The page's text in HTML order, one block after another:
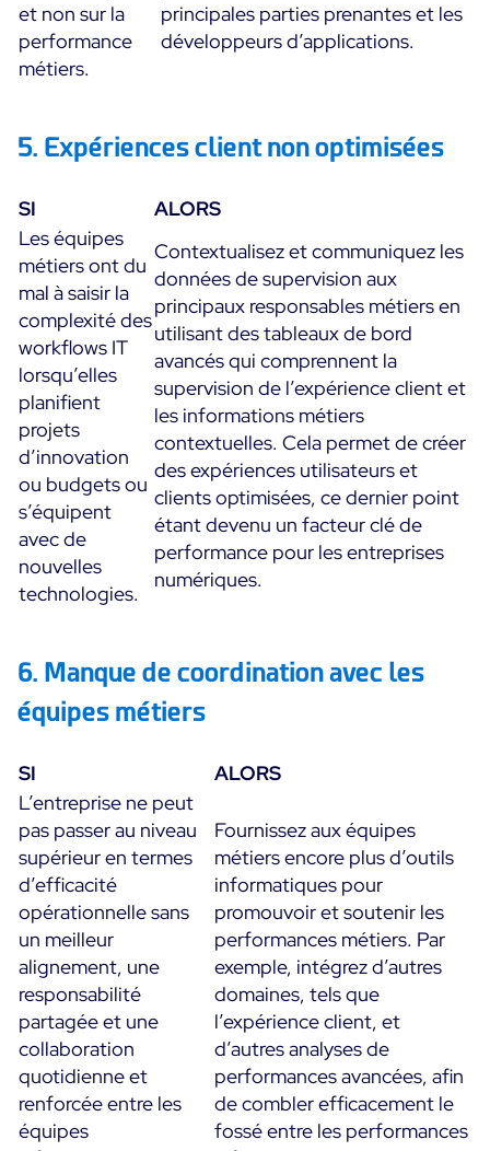
et non sur la
performance
métiers.
principales parties prenantes et les
développeurs d’applications.
5. Expériences client non optimisées
SI
ALORS
Les équipes
métiers ont du
mal à saisir la
complexité des
workflows IT
lorsqu’elles
planifient
projets
d’innovation
ou budgets ou
s’équipent
avec de
nouvelles
technologies.
Contextualisez et communiquez les
données de supervision aux
principaux responsables métiers en
utilisant des tableaux de bord
avancés qui comprennent la
supervision de l’expérience client et
les informations métiers
contextuelles. Cela permet de créer
des expériences utilisateurs et
clients optimisées, ce dernier point
étant devenu un facteur clé de
performance pour les entreprises
numériques.
6. Manque de coordination avec les
équipes métiers
SI
ALORS
L’entreprise ne peut
pas passer au niveau
supérieur en termes
d’efficacité
opérationnelle sans
un meilleur
alignement, une
responsabilité
partagée et une
collaboration
quotidienne et
renforcée entre les
équipes
Fournissez aux équipes
métiers encore plus d’outils
informatiques pour
promouvoir et soutenir les
performances métiers. Par
exemple, intégrez d’autres
domaines, tels que
l’expérience client, et
d’autres analyses de
performances avancées, afin
de combler efficacement le
fossé entre les performances